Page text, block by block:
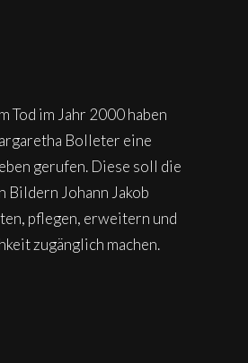
Tod im Jahr 2000 haben
Bolleter eine
gerufen. Diese soll die
Bildern Johann Jakob
pflegen, erweitern und
zugänglich machen.